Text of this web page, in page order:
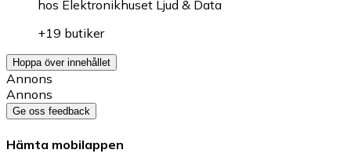
hos Elektronikhuset Ljud & Data
+19 butiker
Hoppa över innehållet
Annons
Annons
Ge oss feedback
Hämta mobilappen